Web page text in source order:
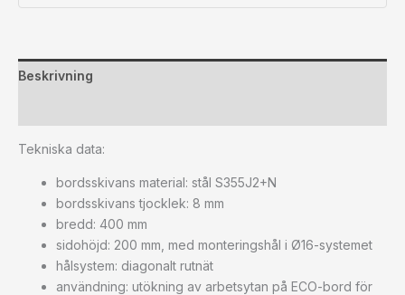
Beskrivning
Tekniska data:
bordsskivans material: stål S355J2+N
bordsskivans tjocklek: 8 mm
bredd: 400 mm
sidohöjd: 200 mm, med monteringshål i Ø16-systemet
hålsystem: diagonalt rutnät
användning: utökning av arbetsytan på ECO-bord för